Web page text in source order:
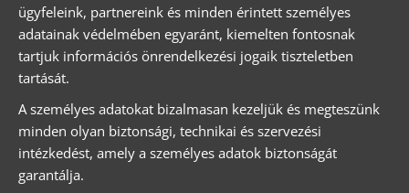
ügyfeleink, partnereink és minden érintett személyes
adatainak védelmében egyaránt, kiemelten fontosnak
tartjuk információs önrendelkezési jogaik tiszteletben
tartását.
A személyes adatokat bizalmasan kezeljük és megteszünk
minden olyan biztonsági, technikai és szervezési
intézkedést, amely a személyes adatok biztonságát
garantálja.